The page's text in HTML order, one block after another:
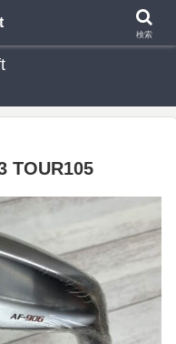
ゴルフ工房 エムズクラフト
TOUR105
検索